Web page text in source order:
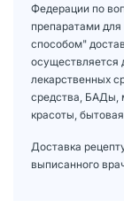
Федерации по
препаратами
способом"
осуществляется
лекарственных
средства, БАДы,
красоты,
Доставка
выписанного